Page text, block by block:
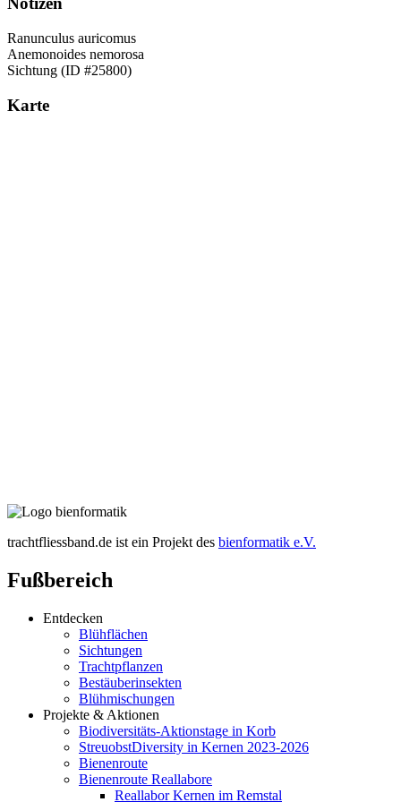
Ranunculus auricomus
Anemonoides nemorosa
Sichtung (ID #25800)
Karte
trachtfliessband.de ist ein Projekt des bienformatik e.V.
Fußbereich
Entdecken
Blühflächen
Sichtungen
Trachtpflanzen
Bestäuberinsekten
Blühmischungen
Projekte & Aktionen
Biodiversitäts-Aktionstage in Korb
StreuobstDiversity in Kernen 2023-2026
Bienenroute
Bienenroute Reallabore
Reallabor Kernen im Remstal